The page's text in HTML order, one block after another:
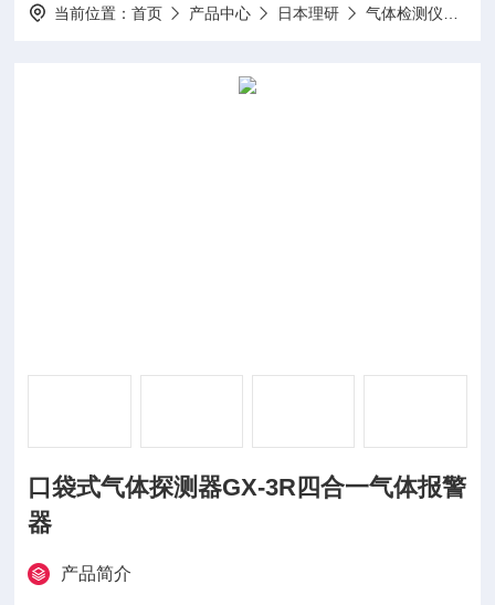
当前位置：首页 产品中心 日本理研 气体检测仪
口袋式气体探测器GX-3R四合一气体报警
器
产品简介